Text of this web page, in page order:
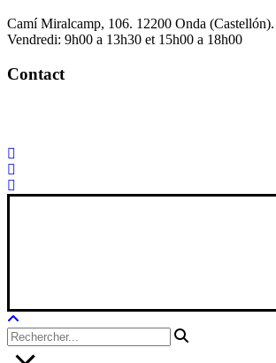
Camí Miralcamp, 106. 12200 Onda (Castellón).
Vendredi: 9h00 a 13h30 et 15h00 a 18h00
Contact